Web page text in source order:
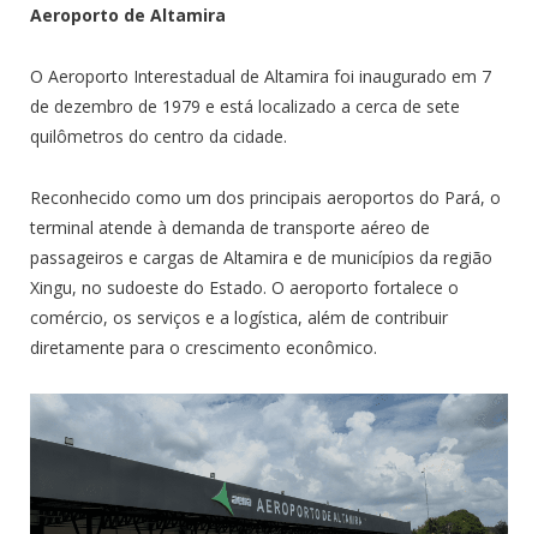
Aeroporto de Altamira
O Aeroporto Interestadual de Altamira foi inaugurado em 7
de dezembro de 1979 e está localizado a cerca de sete
quilômetros do centro da cidade.
Reconhecido como um dos principais aeroportos do Pará, o
terminal atende à demanda de transporte aéreo de
passageiros e cargas de Altamira e de municípios da região
Xingu, no sudoeste do Estado. O aeroporto fortalece o
comércio, os serviços e a logística, além de contribuir
diretamente para o crescimento econômico.